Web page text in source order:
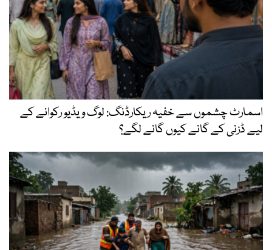
اسمارٹ چشموں سے خفیہ ریکارڈنگ: لوگ ویڈیو رکوانے کے
لیے ڈزنی کے گانے کیوں گانے لگے؟